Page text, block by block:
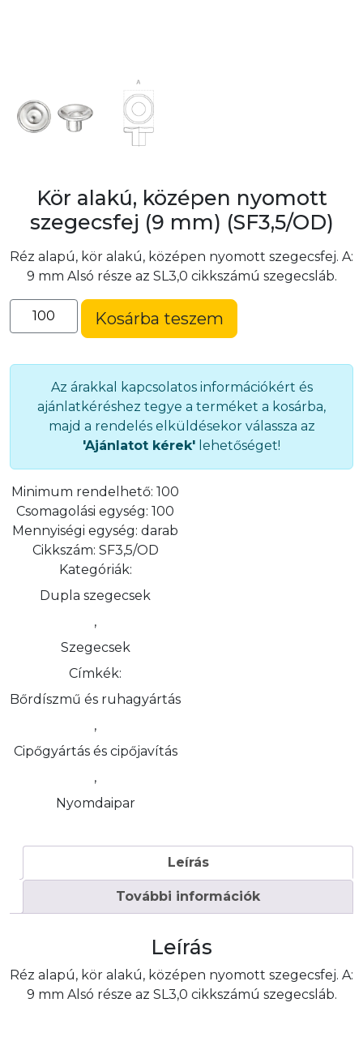
Kör alakú, középen nyomott
szegecsfej (9 mm) (SF3,5/OD)
Réz alapú, kör alakú, középen nyomott szegecsfej. A:
9 mm Alsó része az SL3,0 cikkszámú szegecsláb.
Kör
alakú,
nyomott
szegecsfej
mennyiség
Kosárba teszem
Az árakkal kapcsolatos információkért és
ajánlatkéréshez tegye a terméket a kosárba,
majd a rendelés elküldésekor válassza az
'Ajánlatot kérek' lehetőséget!
Minimum rendelhető: 100
Csomagolási egység: 100
Mennyiségi egység: darab
Cikkszám: SF3,5/OD
Kategóriák:
Dupla szegecsek
,
Szegecsek
Címkék:
Bőrdíszmű és ruhagyártás
,
Cipőgyártás és cipőjavítás
,
Nyomdaipar
Leírás
További információk
Leírás
Réz alapú, kör alakú, középen nyomott szegecsfej. A:
9 mm Alsó része az SL3,0 cikkszámú szegecsláb.